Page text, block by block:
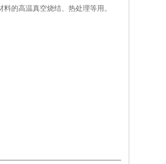
的高温真空烧结、热处理等用。